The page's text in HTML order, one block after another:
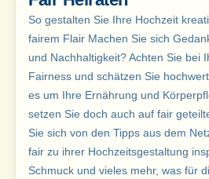
So gestalten Sie Ihre Hochzeit
fairem Flair Machen Sie sich
und Nachhaltigkeit? Achten Sie bei
Fairness und schätzen Sie
es um Ihre Ernährung und
setzen Sie doch auch auf fair
Sie sich von den Tipps aus dem
fair zu ihrer Hochzeitsgestaltung
Schmuck und vieles mehr, was für